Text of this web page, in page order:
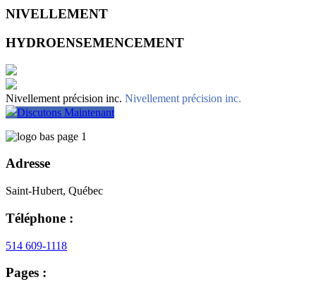
NIVELLEMENT
HYDROENSEMENCEMENT
Nivellement précision inc. Nivellement précision inc.
Discutons Maintenant
Adresse
Saint-Hubert, Québec
Téléphone :
514 609-1118
Pages :